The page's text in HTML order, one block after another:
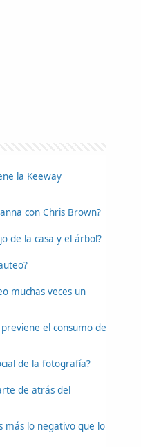
la Keeway
con Chris Brown?
de la casa y el árbol?
muchas veces un
el consumo de
de la fotografía?
de atrás del
más lo negativo que lo